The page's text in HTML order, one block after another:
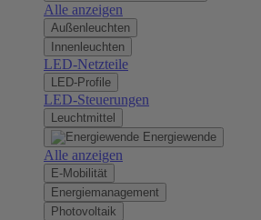
Alle anzeigen
Außenleuchten
Innenleuchten
LED-Netzteile
LED-Profile
LED-Steuerungen
Leuchtmittel
Energiewende
Alle anzeigen
E-Mobilität
Energiemanagement
Photovoltaik